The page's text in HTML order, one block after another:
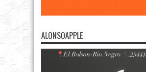
ALONSOAPPLE